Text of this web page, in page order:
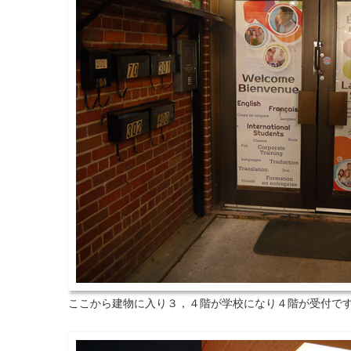
ここから建物に入り３，４階が学校になり４階が受付で